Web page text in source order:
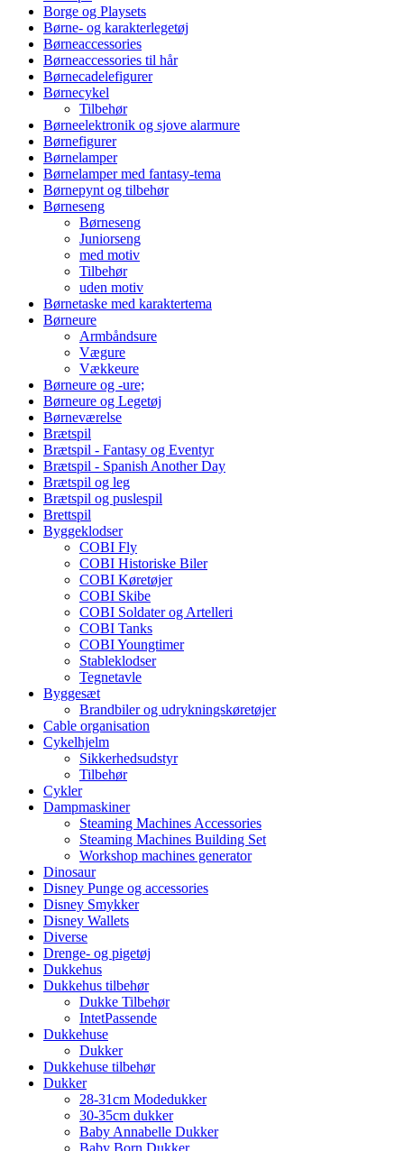
Borge og Playsets
Børne- og karakterlegetøj
Børneaccessories
Børneaccessories til hår
Børnecadelefigurer
Børnecykel
Tilbehør
Børneelektronik og sjove alarmure
Børnefigurer
Børnelamper
Børnelamper med fantasy-tema
Børnepynt og tilbehør
Børneseng
Børneseng
Juniorseng
med motiv
Tilbehør
uden motiv
Børnetaske med karaktertema
Børneure
Armbåndsure
Vægure
Vækkeure
Børneure og -ure;
Børneure og Legetøj
Børneværelse
Brætspil
Brætspil - Fantasy og Eventyr
Brætspil - Spanish Another Day
Brætspil og leg
Brætspil og puslespil
Brettspil
Byggeklodser
COBI Fly
COBI Historiske Biler
COBI Køretøjer
COBI Skibe
COBI Soldater og Artelleri
COBI Tanks
COBI Youngtimer
Stableklodser
Tegnetavle
Byggesæt
Brandbiler og udrykningskøretøjer
Cable organisation
Cykelhjelm
Sikkerhedsudstyr
Tilbehør
Cykler
Dampmaskiner
Steaming Machines Accessories
Steaming Machines Building Set
Workshop machines generator
Dinosaur
Disney Punge og accessories
Disney Smykker
Disney Wallets
Diverse
Drenge- og pigetøj
Dukkehus
Dukkehus tilbehør
Dukke Tilbehør
IntetPassende
Dukkehuse
Dukker
Dukkehuse tilbehør
Dukker
28-31cm Modedukker
30-35cm dukker
Baby Annabelle Dukker
Baby Born Dukker